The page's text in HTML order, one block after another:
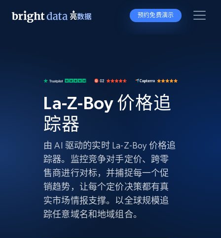
预约免费演示
La-Z-Boy 价格追
踪器
由 AI 驱动的实时 La-Z-Boy 价格追
踪器。监控竞争对手定价、跨零
售商进行对标，并捕捉每一个促
销趋势，让每个定价决策都有真
实市场情报支撑。以全球规模追
踪任意域名和地域组合。